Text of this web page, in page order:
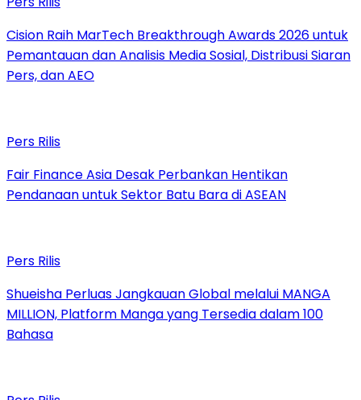
Cision Raih MarTech Breakthrough Awards 2026 untuk
Pemantauan dan Analisis Media Sosial, Distribusi Siaran
Pers, dan AEO
Pers Rilis
Fair Finance Asia Desak Perbankan Hentikan
Pendanaan untuk Sektor Batu Bara di ASEAN
Pers Rilis
Shueisha Perluas Jangkauan Global melalui MANGA
MILLION, Platform Manga yang Tersedia dalam 100
Bahasa